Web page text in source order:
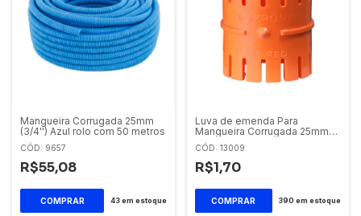
Mangueira Corrugada 25mm
(3/4'') Azul rolo com 50 metros
CÓD: 9657
R$55,08
43em estoque
Luva de emenda Para
Mangueira Corrugada 25mm
(3/4') Laranja
CÓD: 13009
R$1,70
390 em estoque